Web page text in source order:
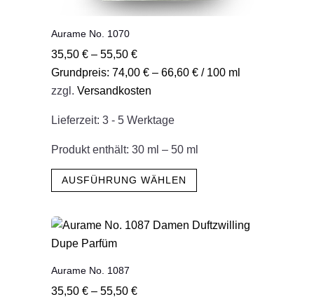
Aurame No. 1070
35,50€ –55,50€
Grundpreis:74,00€ –66,60€ / 100 ml
zzgl.Versandkosten
Lieferzeit:3 - 5 Werktage
Produkt enthält: 30 ml – 50 ml
AUSFÜHRUNG WÄHLEN
Dieses
mehrere
Aurame No. 1087
35,50€ –55,50€